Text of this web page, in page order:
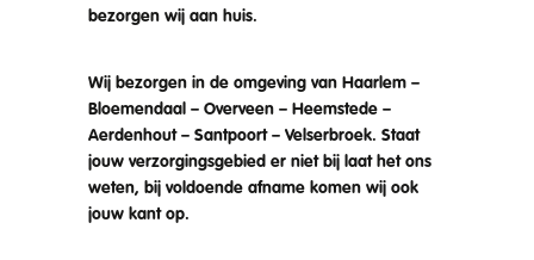
bezorgen wij aan huis.
Wij bezorgen in de omgeving van Haarlem –
Bloemendaal – Overveen – Heemstede –
Aerdenhout – Santpoort – Velserbroek. Staat
jouw verzorgingsgebied er niet bij laat het ons
weten, bij voldoende afname komen wij ook
jouw kant op.